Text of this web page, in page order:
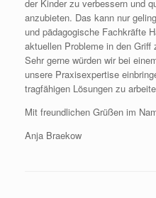
der Kinder zu verbessern und
anzubieten. Das kann nur
und pädagogische Fachkräfte
aktuellen Probleme in den Griff
Sehr gerne würden wir bei
unsere Praxisexpertise
tragfähigen Lösungen zu
Mit freundlichen Grüßen im
Anja Braekow